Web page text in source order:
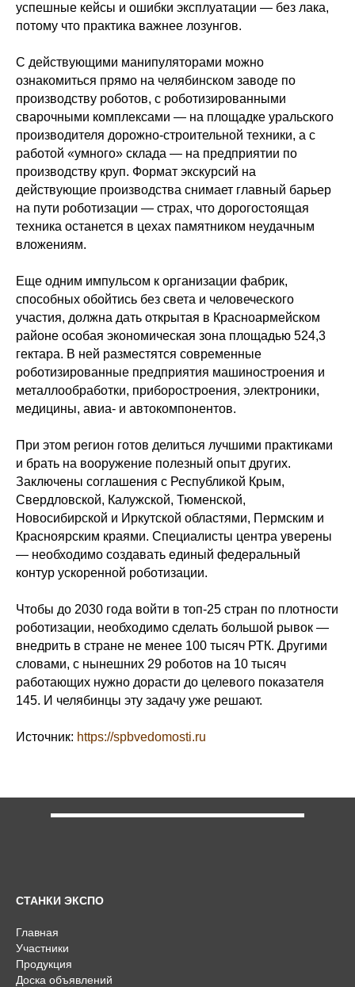
успешные кейсы и ошибки эксплуатации — без лака,
потому что практика важнее лозунгов.
С действующими манипуляторами можно
ознакомиться прямо на челябинском заводе по
производству роботов, с роботизированными
сварочными комплексами — на площадке уральского
производителя дорожно-строительной техники, а с
работой «умного» склада — на предприятии по
производству круп. Формат экскурсий на
действующие производства снимает главный барьер
на пути роботизации — страх, что дорогостоящая
техника останется в цехах памятником неудачным
вложениям.
Еще одним импульсом к организации фабрик,
способных обойтись без света и человеческого
участия, должна дать открытая в Красноармейском
районе особая экономическая зона площадью 524,3
гектара. В ней разместятся современные
роботизированные предприятия машиностроения и
металлообработки, приборостроения, электроники,
медицины, авиа- и автокомпонентов.
При этом регион готов делиться лучшими практиками
и брать на вооружение полезный опыт других.
Заключены соглашения с Республикой Крым,
Свердловской, Калужской, Тюменской,
Новосибирской и Иркутской областями, Пермским и
Красноярским краями. Специалисты центра уверены
— необходимо создавать единый федеральный
контур ускоренной роботизации.
Чтобы до 2030 года войти в топ-25 стран по плотности
роботизации, необходимо сделать большой рывок —
внедрить в стране не менее 100 тысяч РТК. Другими
словами, с нынешних 29 роботов на 10 тысяч
работающих нужно дорасти до целевого показателя
145. И челябинцы эту задачу уже решают.
Источник: https://spbvedomosti.ru
СТАНКИ ЭКСПО
Главная
Участники
Продукция
Доска объявлений